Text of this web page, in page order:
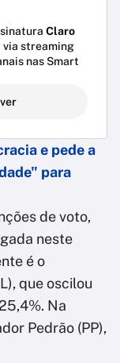
Claro
via streaming
nas Smart
e pede a
para
de voto,
neste
é o
que oscilou
Na
Pedrão (PP),